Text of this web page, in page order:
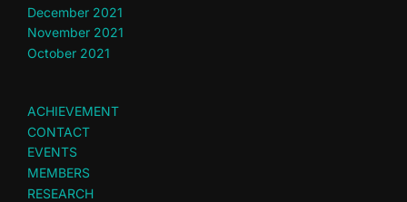
December 2021
November 2021
October 2021
ACHIEVEMENT
CONTACT
EVENTS
MEMBERS
RESEARCH